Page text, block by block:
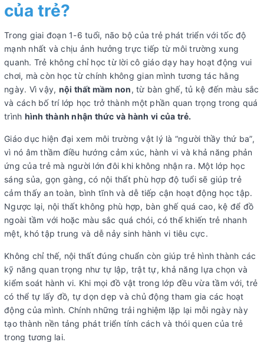
của trẻ?
Trong giai đoạn 1-6 tuổi, não bộ của trẻ phát triển với tốc độ
mạnh nhất và chịu ảnh hưởng trực tiếp từ môi trường xung
quanh. Trẻ không chỉ học từ lời cô giáo dạy hay hoạt động vui
chơi, mà còn học từ chính không gian mình tương tác hằng
ngày. Vì vậy, nội thất mầm non, từ bàn ghế, tủ kệ đến màu sắc
và cách bố trí lớp học trở thành một phần quan trọng trong quá
trình hình thành nhận thức và hành vi của trẻ.
Giáo dục hiện đại xem môi trường vật lý là “người thầy thứ ba”,
vì nó âm thầm điều hướng cảm xúc, hành vi và khả năng phản
ứng của trẻ mà người lớn đôi khi không nhận ra. Một lớp học
sáng sủa, gọn gàng, có nội thất phù hợp độ tuổi sẽ giúp trẻ
cảm thấy an toàn, bình tĩnh và dễ tiếp cận hoạt động học tập.
Ngược lại, nội thất không phù hợp, bàn ghế quá cao, kệ để đồ
ngoài tầm với hoặc màu sắc quá chói, có thể khiến trẻ nhanh
mệt, khó tập trung và dễ nảy sinh hành vi tiêu cực.
Không chỉ thế, nội thất đúng chuẩn còn giúp trẻ hình thành các
kỹ năng quan trọng như tự lập, trật tự, khả năng lựa chọn và
kiểm soát hành vi. Khi mọi đồ vật trong lớp đều vừa tầm với, trẻ
có thể tự lấy đồ, tự dọn dẹp và chủ động tham gia các hoạt
động của mình. Chính những trải nghiệm lặp lại mỗi ngày này
tạo thành nền tảng phát triển tính cách và thói quen của trẻ
trong tương lai.